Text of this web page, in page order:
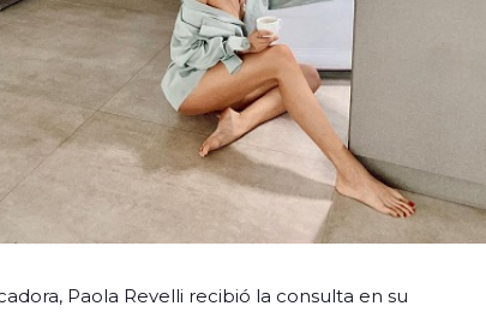
Paola Revelli recibió la consulta en su